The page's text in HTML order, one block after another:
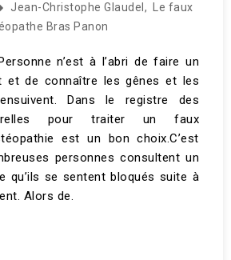
Jean-Christophe Glaudel ,
Le faux
Bras Panon
Personne n’est à l’abri de faire un
et de connaître les gênes et les
Dans le registre des
pour traiter un faux
est un bon choix.C’est
personnes consultent un
qu’ils se sentent bloqués suite à
Alors de.